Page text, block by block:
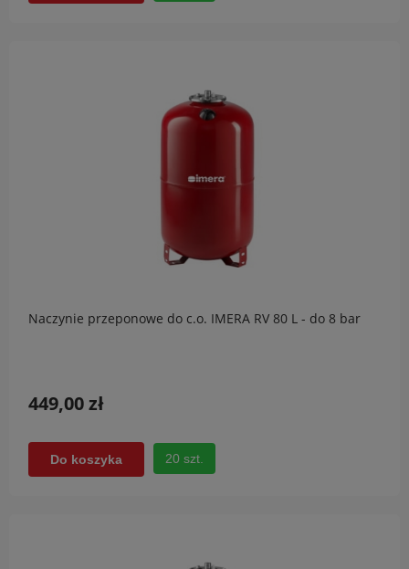
Naczynie przeponowe do c.o. IMERA RV 80 L - do 8 bar
449,00 zł
Do koszyka 20 szt.